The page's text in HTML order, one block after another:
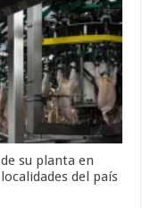
su planta en
del país